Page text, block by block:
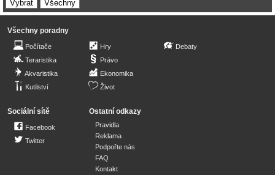
Všechny poradny
Počítače
Teraristika
Akvaristika
Kutilství
Hry
Právo
Ekonomika
Život
Debaty
Sociální sítě
Facebook
Twitter
Ostatní odkazy
Pravidla
Reklama
Podpořte nás
FAQ
Kontakt